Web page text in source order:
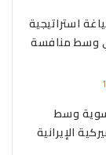
استراتيجية
وسط منافسة
وسط
الإيرانية